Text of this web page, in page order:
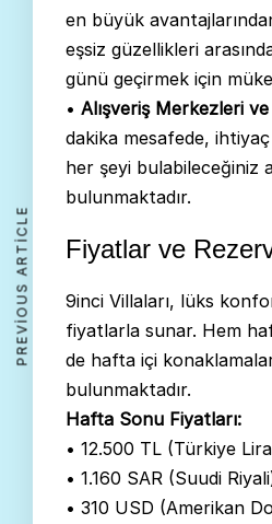
en büyük
eşsiz güzellikleri
günü geçirmek için
• Alışveriş Merkezleri
dakika mesafede,
her şeyi bulabileceğiniz
bulunmaktadır.
Fiyatlar ve
9inci Villaları, lüks
fiyatlarla sunar. Hem
de hafta içi
bulunmaktadır.
Hafta Sonu Fiyatları:
• 12.500 TL (Türkiye
• 1.160 SAR (Suudi
• 310 USD (Amerikan
PREVIOUS ARTICLE